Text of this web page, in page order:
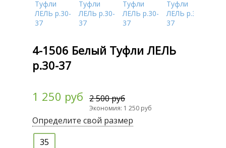
4-1506 Белый Туфли ЛЕЛЬ
р.30-37
1 250 руб 2 500 руб
Экономия: 1 250 руб
Определите свой размер
35